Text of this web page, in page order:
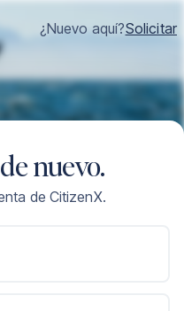
¿Nuevo aquí?Solicitar
nuevo.
de CitizenX.